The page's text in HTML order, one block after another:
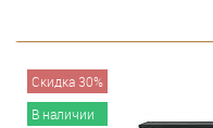
Скидка 30%
В наличии